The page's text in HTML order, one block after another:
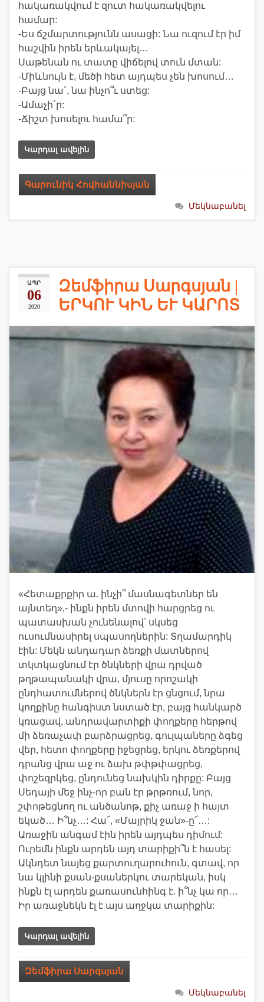
հակառակվում է զուտ հակառակվելու
համար:
-Ես ճշմարտությունն ասացի: Նա ուզում էր իմ
հաշվին իրեն երևակայել…
Սաթենան ու տատը վիճելով տուն մտան:
-Միևնույն է, մեծի հետ այդպես չեն խոսում…
-Բայց նա´, նա ինչո՞ւ ստեց:
-Ամաչի´ր:
-Ճիշտ խոսելու համա՞ր:
Կարդալ ավելին
Գարունիկ Հովհաննիսյան
Մեկնաբանել
ԱՊՐ
06
2020
Զեմֆիրա Սարգսյան |
ԵՐԿՈՒ ԿԻՆ ԵՒ ԿԱՐՈՏ
«Հետաքրքիր ա. ինչի՞ մասնագետներ են
այնտեղ»,- ինքն իրեն մտովի հարցրեց ու
պատասխան չունենալով՝ սկսեց
ուսումնասիրել սպասողներին: Տղամարդիկ
էին: Մեկն անդադար ձեռքի մատներով
տկտկացնում էր ծնկների վրա դրված
թղթապանակի վրա, մյուսը որոշակի
ընդհատումներով ծնկներն էր ցնցում, նրա
կողքինը հանգիստ նստած էր, բայց հանկարծ
կռացավ, անդրավարտիքի փողքերը հերթով
մի ձեռաչափ բարձրացրեց, գուլպաները ձգեց
վեր, հետո փողքերը իջեցրեց, երկու ձեռքերով
դրանց վրա աջ ու ձախ թփթփացրեց,
փոշեզրկեց, ընդունեց նախկին դիրքը: Բայց
Սեդայի մեջ ինչ-որ բան էր թրթռում, նոր,
շփոթեցնող ու անծանոթ, քիչ առաջ ի հայտ
եկած… Ի՞նչ…: Հա՜, «Մայրիկ ջան»-ը՜…:
Առաջին անգամ էին իրեն այդպես դիմում:
Ուրեմն ինքն արդեն այդ տարիքի՞ն է հասել:
Ակնդետ նայեց քարտուղարուհուն, գտավ, որ
նա կլինի քսան-քսաներկու տարեկան, իսկ
ինքն էլ արդեն քառասունհինգ է. ի՞նչ կա որ…
Իր առաջնեկն էլ է այս աղջկա տարիքին:
Կարդալ ավելին
Զեմֆիրա Սարգսյան
Մեկնաբանել